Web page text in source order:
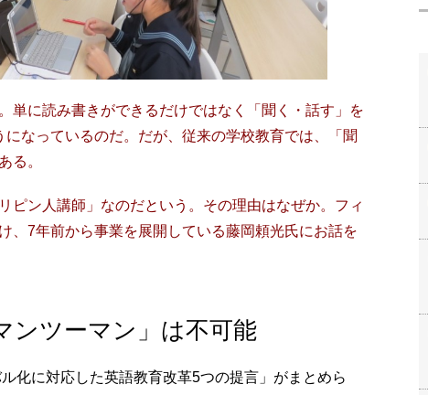
単に読み書きができるだけではなく「聞く・話す」を
なっているのだ。だが、従来の学校教育では、「聞
る。
ピン人講師」なのだという。その理由はなぜか。フィ
、7年前から事業を展開している藤岡頼光氏にお話を
ンツーマン」は不可能
化に対応した英語教育改革5つの提言」がまとめら